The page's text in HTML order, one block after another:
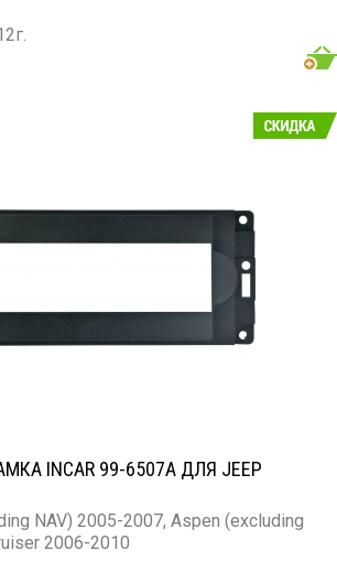
INCAR 99-6507A ДЛЯ JEEP
NAV) 2005-2007, Aspen (excluding
2006-2010